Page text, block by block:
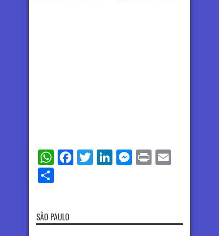
WhatsApp
Facebook
TwitterLinkedIn
Messenger
Print
SÃO PAULO